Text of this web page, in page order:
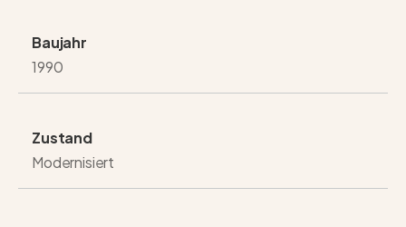
Baujahr
1990
Zustand
Modernisiert